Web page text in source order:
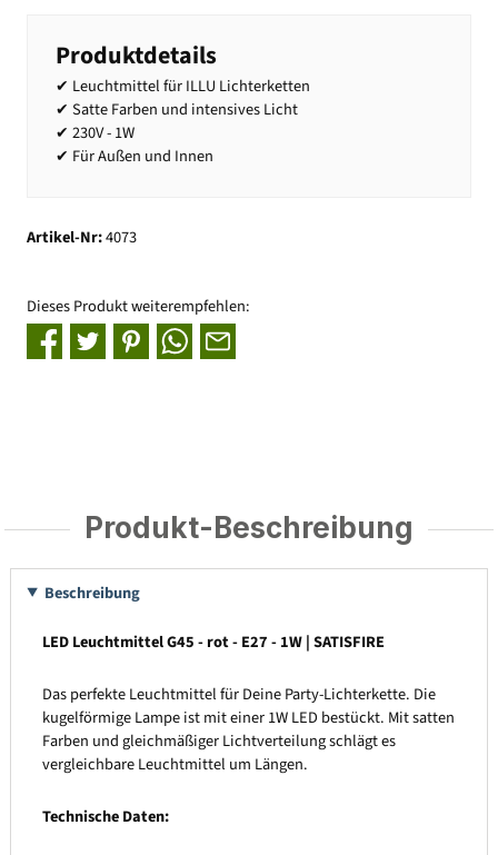
Produktdetails
✔ Leuchtmittel für ILLU Lichterketten
✔ Satte Farben und intensives Licht
✔ 230V - 1W
✔ Für Außen und Innen
Artikel-Nr:4073
Dieses Produkt weiterempfehlen:
Produkt-Beschreibung
Beschreibung
LED Leuchtmittel G45 - rot - E27 - 1W | SATISFIRE
Das perfekte Leuchtmittel für Deine Party-Lichterkette. Die
kugelförmige Lampe ist mit einer 1W LED bestückt. Mit satten
Farben und gleichmäßiger Lichtverteilung schlägt es
vergleichbare Leuchtmittel um Längen.
Technische Daten: